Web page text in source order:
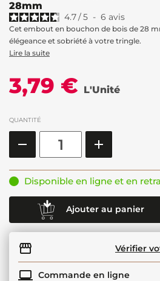
28mm
4.7/5 - 6 avis
Cet embout en bouchon de bois de 28
élégeance et sobriété à votre tringle.
Lire la suite
3,79 € L'Unité
QUANTITÉ
Disponible en ligne et en
Ajouter au panier
Vérifier
Commande en ligne